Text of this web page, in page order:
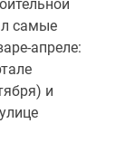
самые
апреле:
и